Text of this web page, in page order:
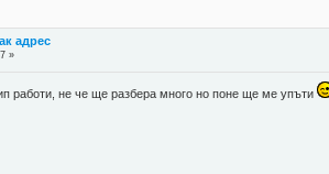
адрес
»
работи, не че ще разбера много но поне ще ме упъти